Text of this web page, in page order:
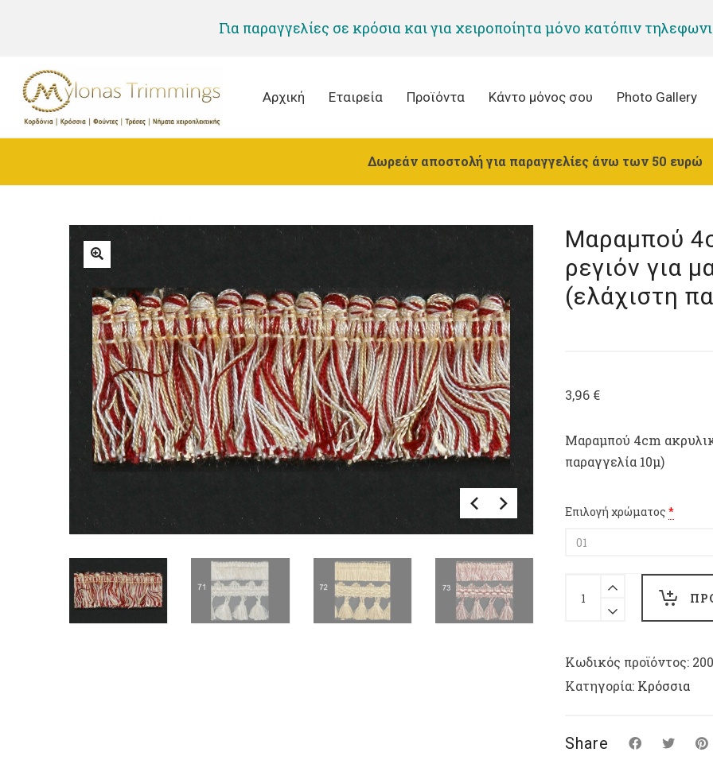
Για παραγγελίες σε κρόσια και για χειροποίητα μόνο κατόπιν
Αρχική Εταιρεία Προϊόντα Κάντο μόνος σου Photo Gallery
Δωρεάν αποστολή για παραγγελίες άνω των 50 ευρώ
Μαραμπού
ρεγιόν για
(ελάχιστη
3,96 €
Μαραμπού 4cm
παραγγελία 10μ)
Επιλογή χρώματος *
Μαραμπού
4cm
ακρυλικό
για
μαξιλάρι
(ελάχιστη
Κωδικός προϊόντος:
Κατηγορία: Κρόσσια
Share